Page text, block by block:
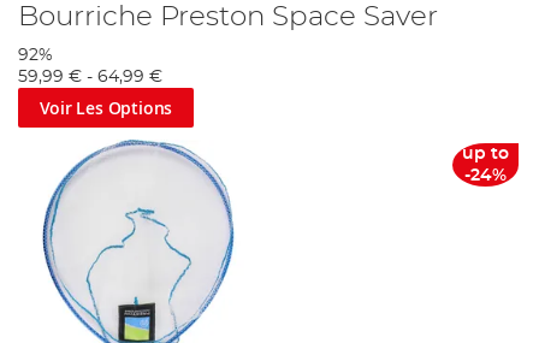
Bourriche Preston Space Saver
92%
59,99 € - 64,99 €
Voir Les Options
up to
-24%